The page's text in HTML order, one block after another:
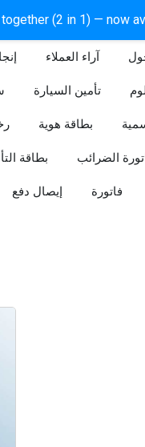
(2 in 1) — now
آراء العملاء
تأمين السيارة
بطاقة هوية
بطاقة الضرائب
إيصال دفع فاتورة